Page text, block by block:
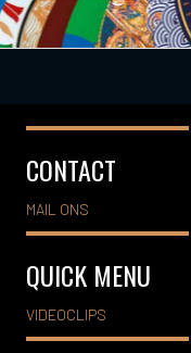
CONTACT
MAIL ONS
QUICK MENU
VIDEOCLIPS